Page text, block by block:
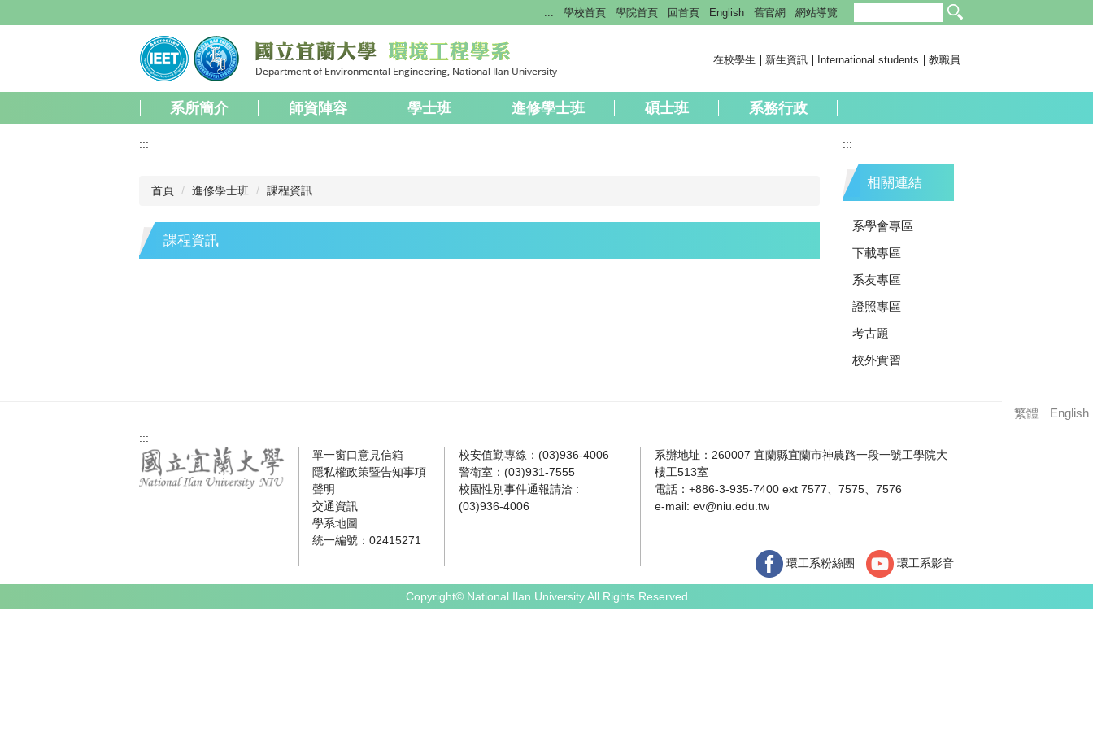
到
::: 學校首頁 學院首頁 回首頁 English 舊官網 網站導覽
在校學生 新生資訊 International students 教職員
系所簡介 師資陣容 學士班 進修學士班 碩士班 系務行政
:::
首頁 進修學士班 課程資訊
課程資訊
:::
相關連結
系學會專區
下載專區
系友專區
證照專區
考古題
校外實習
繁體 English
:::
單一窗口意見信箱
隱私權政策暨告知事項
聲明
交通資訊
學系地圖
統一編號：02415271
校安值勤專線：(03)936-4006
警衛室：(03)931-7555
校園性別事件通報請洽 :
(03)936-4006
系辦地址：260007 宜蘭縣宜蘭市神農路一段一號工學院大
樓工513室
電話：+886-3-935-7400 ext 7577、7575、7576
e-mail:ev@niu.edu.tw
環工系粉絲團 環工系影音
Copyright© National Ilan University All Rights Reserved